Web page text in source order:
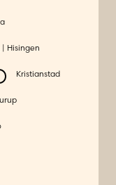
Hisingen
Kristianstad